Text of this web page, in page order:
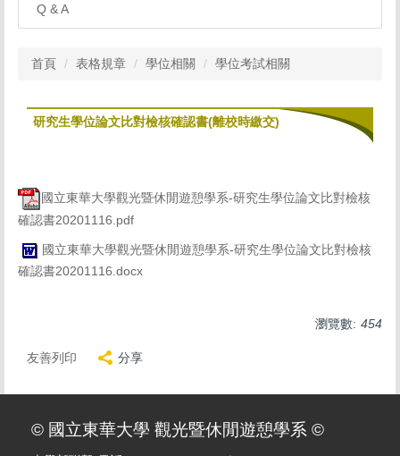
Q & A
首頁 表格規章 學位相關 學位考試相關
研究生學位論文比對檢核確認書(離校時繳交)
國立東華大學觀光暨休閒遊憩學系-研究生學位論文比對檢核
確認書20201116.pdf
國立東華大學觀光暨休閒遊憩學系-研究生學位論文比對檢核
確認書20201116.docx
瀏覽數: 454
友善列印 分享
© 國立東華大學 觀光暨休閒遊憩學系 ©